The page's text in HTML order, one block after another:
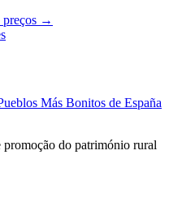
preços →
Más Bonitos de España
promoção do património rural